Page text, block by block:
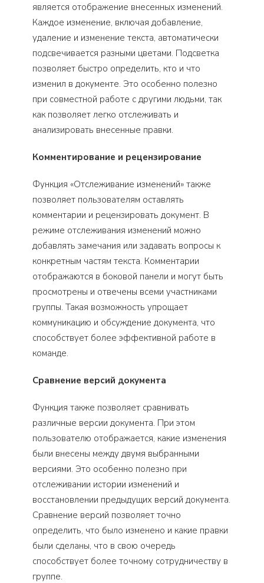
является отображение внесенных изменений.
Каждое изменение, включая добавление,
удаление и изменение текста, автоматически
подсвечивается разными цветами. Подсветка
позволяет быстро определить, кто и что
изменил в документе. Это особенно полезно
при совместной работе с другими людьми, так
как позволяет легко отслеживать и
анализировать внесенные правки.
Комментирование и рецензирование
Функция «Отслеживание изменений» также
позволяет пользователям оставлять
комментарии и рецензировать документ. В
режиме отслеживания изменений можно
добавлять замечания или задавать вопросы к
конкретным частям текста. Комментарии
отображаются в боковой панели и могут быть
просмотрены и отвечены всеми участниками
группы. Такая возможность упрощает
коммуникацию и обсуждение документа, что
способствует более эффективной работе в
команде.
Сравнение версий документа
Функция также позволяет сравнивать
различные версии документа. При этом
пользователю отображается, какие изменения
были внесены между двумя выбранными
версиями. Это особенно полезно при
отслеживании истории изменений и
восстановлении предыдущих версий документа.
Сравнение версий позволяет точно
определить, что было изменено и какие правки
были сделаны, что в свою очередь
способствует более точному сотрудничеству в
группе.